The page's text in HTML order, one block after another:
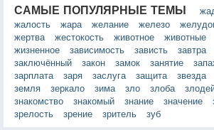
САМЫЕ ПОПУЛЯРНЫЕ ТЕМЫ
жалость
жара желание железо
жертва
жестокость животное животные
жизненное
зависимость зависть завтра
заключённый
закон замок занятие
зарплата
заря заслуга защита звезда
земля
зеркало зима зло злоба
знакомство
знакомый знание значение
зрелость
зрение зритель зуб